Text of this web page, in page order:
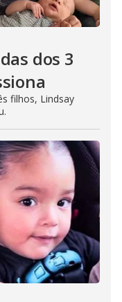
dos 3
filhos, Lindsay